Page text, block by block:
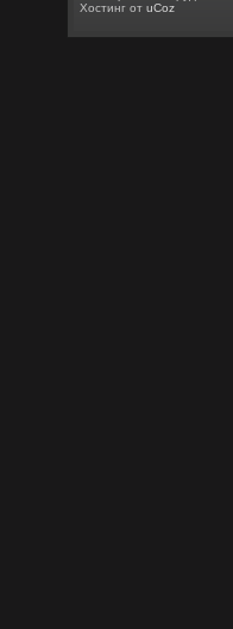
Хостинг отuCoz